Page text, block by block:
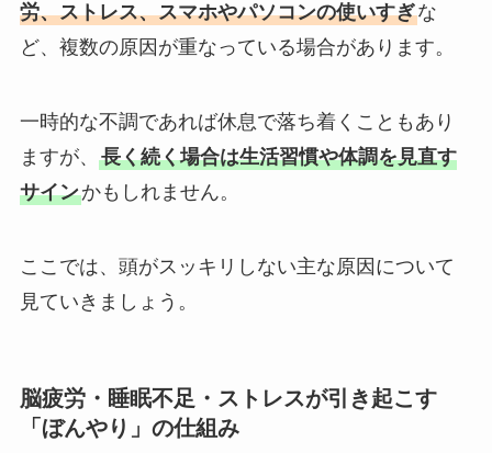
労、ストレス、スマホやパソコンの使いすぎな
ど、複数の原因が重なっている場合があります。
一時的な不調であれば休息で落ち着くこともあり
ますが、 長く続く場合は生活習慣や体調を見直す
サインかもしれません。
ここでは、頭がスッキリしない主な原因について
見ていきましょう。
脳疲労・睡眠不足・ストレスが引き起こす
「ぼんやり」の仕組み